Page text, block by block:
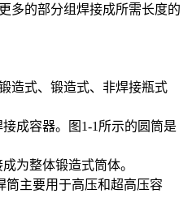
多的部分组焊接成所需长度的
造式、锻造式、非焊接瓶式
成容器。图1-1所示的圆筒是
为整体锻造式筒体。
筒主要用于高压和超高压容